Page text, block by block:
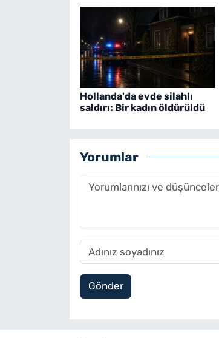
Hollanda'da evde silahlı
saldırı: Bir kadın öldürüldü
Yorumlar
Gönder